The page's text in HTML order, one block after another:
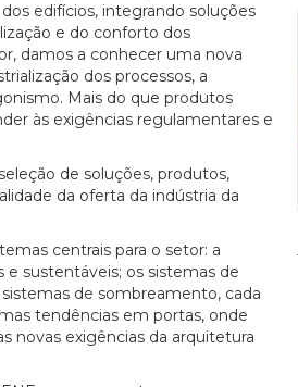
edifícios, integrando soluções
e do conforto dos
damos a conhecer uma nova
dos processos, a
Mais do que produtos
às exigências regulamentares e
de soluções, produtos,
da oferta da indústria da
centrais para o setor: a
e sustentáveis; os sistemas de
de sombreamento, cada
tendências em portas, onde
novas exigências da arquitetura